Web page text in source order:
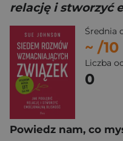
relację i stworzyć
Średnia
~ /10
Liczba
0
Powiedz nam, co